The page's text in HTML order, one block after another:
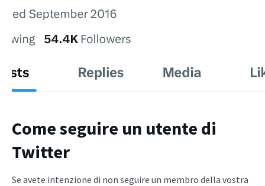
Come seguire un utente di
Twitter
Se avete intenzione di non seguire un membro della vostra